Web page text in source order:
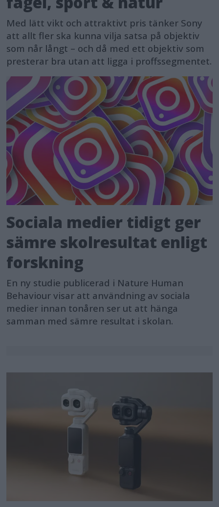
Med lätt vikt och attraktivt pris tänker Sony
att allt fler ska kunna vilja satsa på objektiv
som når långt – och då med ett objektiv som
presterar bra utan att ligga i proffssegmentet.
Sociala medier tidigt ger
sämre skolresultat enligt
forskning
En ny studie publicerad i Nature Human
Behaviour visar att användning av sociala
medier innan tonåren ser ut att hänga
samman med sämre resultat i skolan.